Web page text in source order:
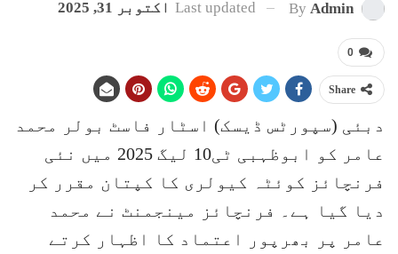
By Admin
Last updated اکتوبر 31, 2025
0
Share
دبئی (سپورٹس ڈیسک) اسٹار فاسٹ بولر محمد
عامر کو ابوظہبی ٹی10 لیگ 2025 میں نئی
فرنچائز کوئٹہ کیولری کا کپتان مقرر کر
دیا گیا ہے۔ فرنچائز مینجمنٹ نے محمد
عامر پر بھرپور اعتماد کا اظہار کرتے